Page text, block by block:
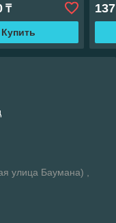
₸
Купить
улица Баумана) ,